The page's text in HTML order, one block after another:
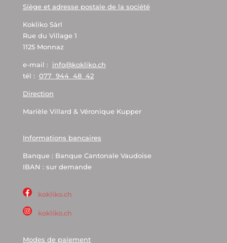
Siège et adresse postale de la société
Kokliko Sàrl
Rue du Village 1
1125 Monnaz
e-mail : info@kokliko.ch
tél : 077 944 48 42
Direction
Marièle Villard & Véronique Kupper
Informations bancaires
Banque : Banque Cantonale Vaudoise
IBAN : sur demande
kokliko.ch
kokliko.ch
Modes de paiement